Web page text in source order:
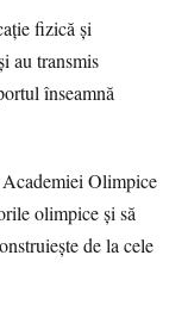
fizică și
au transmis
înseamnă
Olimpice
olimpice și să
de la cele